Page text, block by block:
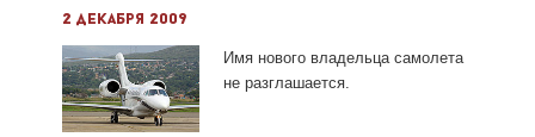
2 декабря 2009
Имя нового владельца самолета
не разглашается.